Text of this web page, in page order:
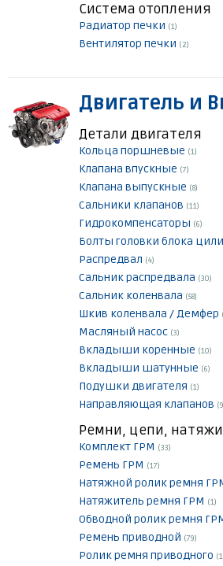
Система отопления
Радиатор печки (1)
Вентилятор печки (2)
Двигатель и
Детали двигателя
Кольца поршневые (1)
Клапана впускные (7)
Клапана выпускные (8)
Сальники клапанов (11)
Гидрокомпенсаторы (6)
Болты головки блока
Распредвал (4)
Сальник распредвала (30)
Сальник коленвала (58)
Шкив коленвала / Демфер
Масляный насос (3)
Вкладыши коренные (10)
Вкладыши шатунные (6)
Подушки двигателя (1)
Направляющая клапанов
Ремни, цепи,
Комплект ГРМ (33)
Ремень ГРМ (17)
Натяжной ролик ремня
Натяжитель ремня ГРМ (1)
Обводной ролик ремня
Ремень приводной (79)
Ролик ремня приводного